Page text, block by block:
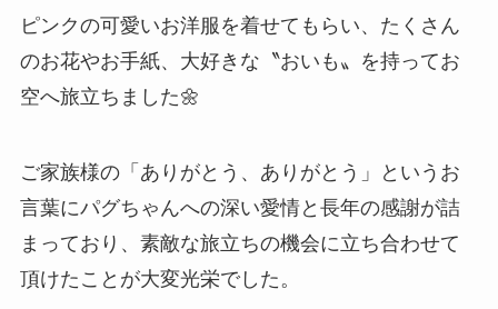
ピンクの可愛いお洋服を着せてもらい、たくさん
のお花やお手紙、大好きな〝おいも〟を持ってお
空へ旅立ちました🌼
ご家族様の「ありがとう、ありがとう」というお
言葉にパグちゃんへの深い愛情と長年の感謝が詰
まっており、素敵な旅立ちの機会に立ち合わせて
頂けたことが大変光栄でした。